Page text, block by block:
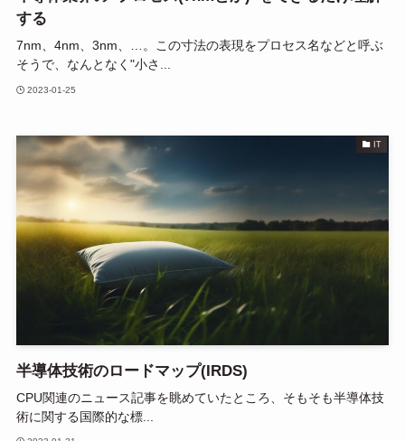
する
7nm、4nm、3nm、…。この寸法の表現をプロセス名などと呼ぶ
そうで、なんとなく"小さ...
2023-01-25
IT
半導体技術のロードマップ(IRDS)
CPU関連のニュース記事を眺めていたところ、そもそも半導体技
術に関する国際的な標...